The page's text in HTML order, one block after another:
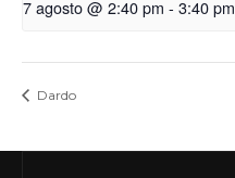
7 agosto @ 2:40 pm - 3:40 pm
Dardo